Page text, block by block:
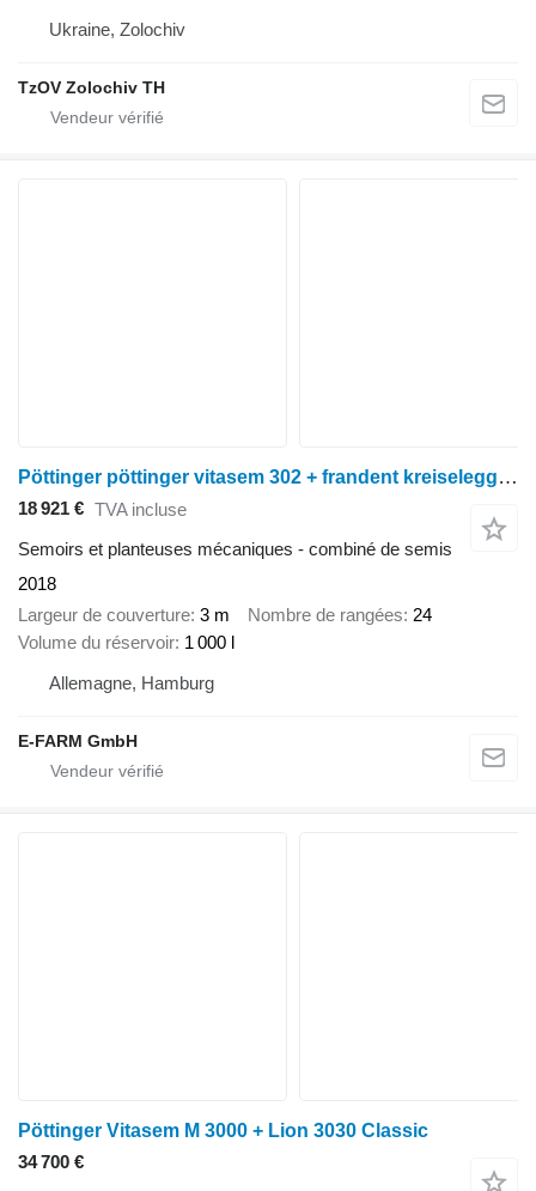
Ukraine, Zolochiv
TzOV Zolochiv TH
Pöttinger pöttinger vitasem 302 + frandent kreiselegge r303.22
18 921 € TVA incluse
Semoirs et planteuses mécaniques - combiné de semis
2018
Largeur de couverture 3 m Nombre de rangées 24
Volume du réservoir 1 000 l
Allemagne, Hamburg
E-FARM GmbH
Pöttinger Vitasem M 3000 + Lion 3030 Classic
34 700 €